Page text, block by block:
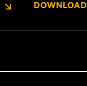
DOWNLOAD